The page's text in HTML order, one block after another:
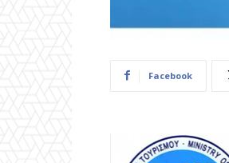
Facebook